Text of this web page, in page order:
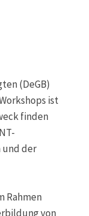
(DeGB)
ist
finden
und der
Rahmen
von